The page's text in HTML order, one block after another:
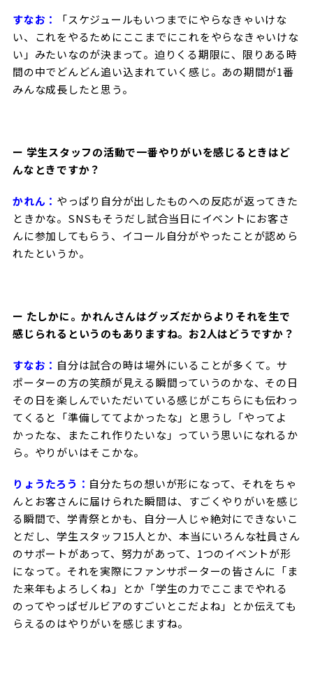
すなお：
「スケジュールもいつまでにやらなきゃいけな
い、これをやるためにここまでにこれをやらなきゃいけな
い」みたいなのが決まって。迫りくる期限に、限りある時
間の中でどんどん追い込まれていく感じ。あの期間が1番
みんな成長したと思う。
ー 学生スタッフの活動で一番やりがいを感じるときはど
んなときですか？
かれん： やっぱり自分が出したものへの反応が返ってきた
ときかな。SNSもそうだし試合当日にイベントにお客さ
んに参加してもらう、イコール自分がやったことが認めら
れたというか。
ー たしかに。かれんさんはグッズだからよりそれを生で
感じられるというのもありますね。お2人はどうですか？
すなお： 自分は試合の時は場外にいることが多くて。サ
ポーターの方の笑顔が見える瞬間っていうのかな、その日
その日を楽しんでいただいている感じがこちらにも伝わっ
てくると「準備しててよかったな」と思うし「やってよ
かったな、またこれ作りたいな」っていう思いになれるか
ら。やりがいはそこかな。
りょうたろう： 自分たちの想いが形になって、それをちゃ
んとお客さんに届けられた瞬間は、すごくやりがいを感じ
る瞬間で、学青祭とかも、自分一人じゃ絶対にできないこ
とだし、学生スタッフ15人とか、本当にいろんな社員さん
のサポートがあって、努力があって、1つのイベントが形
になって。それを実際にファンサポーターの皆さんに「ま
た来年もよろしくね」とか「学生の力でここまでやれる
のってやっぱゼルビアのすごいとこだよね」とか伝えても
らえるのはやりがいを感じますね。